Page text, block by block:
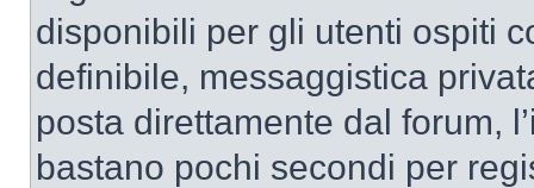
disponibili per gli utenti ospiti
definibile, messaggistica
posta direttamente dal forum,
bastano pochi secondi per